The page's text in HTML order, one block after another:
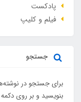
پادکست
فیلم و کلیپ
جستجو
برای جستجو در
بنویسید و بر روی